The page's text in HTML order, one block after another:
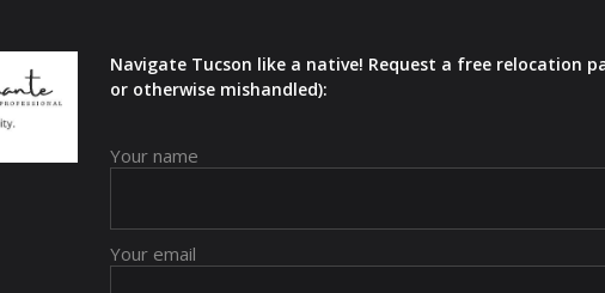
Navigate Tucson like a native! Request a free relocation
or otherwise mishandled):
Your name
Your email